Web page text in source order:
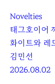
Novelties
태그호이어
화이트와 레
김민선
2026.08.02